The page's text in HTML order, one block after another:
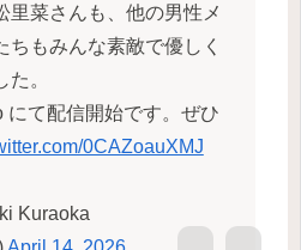
里菜さんも、他の男性メ
ちもみんな素敵で優しく
。
にて配信開始です。ぜひ
0CAZoauXMJ
Kuraoka